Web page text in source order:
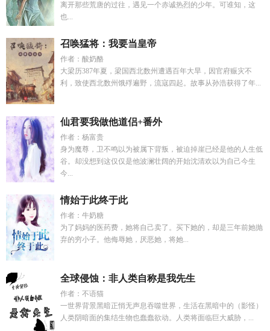
离开那些荒唐的过往，遇见一个赤诚热烈的少年。可谁知，这
也...
召唤猛将：我要当皇帝
作者：酸奶酪
大梁历387年夏，梁国西北数州遭遇百年大旱，因官府赈灾不
利，致使西北数州饿殍遍野，流寇四起。故事从孙浩获得了年...
仙君要我做他道侣+番外
作者：杨富贵
身为魔尊，卫不鸣以为被属下背叛，被迫掉崖已经是他的人生低
谷。却没想到这仅仅是他波澜壮阔的开始沈清欢以为自己今生
今...
情始于此终于此
作者：牛奶糖
为了妈妈的医药费，她将自己卖了。买下她的，却是三年前她抛
弃的穷小子。他侮辱她，厌恶她，将她...
全球侵蚀：非人类自称是我先生
作者：不语猫
一世界背景黑暗正悄无声息吞噬世界，生活在黑暗中的（影怪）
人类阴暗面的集结生物也蠢蠢欲动。人类将面临巨大威胁，...